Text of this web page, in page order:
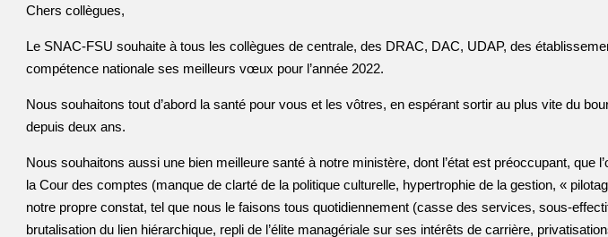
Chers collègues,
Le SNAC-FSU souhaite à tous les collègues de centrale, des DRAC, DAC, UDAP, des
compétence nationale ses meilleurs vœux pour l’année 2022.
Nous souhaitons tout d’abord la santé pour vous et les vôtres, en espérant sortir au plus vite du
depuis deux ans.
Nous souhaitons aussi une bien meilleure santé à notre ministère, dont l’état est préoccupant, que
la Cour des comptes (manque de clarté de la politique culturelle, hypertrophie de la gestion, «
notre propre constat, tel que nous le faisons tous quotidiennement (casse des services, sous-
brutalisation du lien hiérarchique, repli de l’élite managériale sur ses intérêts de carrière,